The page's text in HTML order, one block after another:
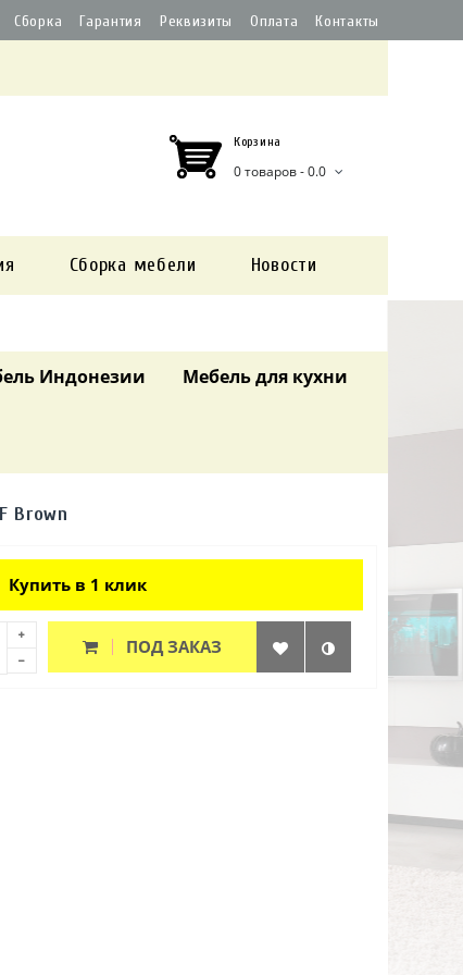
Сборка Гарантия Реквизиты Оплата Контакты
Корзина
0 товаров - 0.0
Сборка мебели Новости
Индонезии Мебель для кухни
Brown
в 1 клик
ПОД ЗАКАЗ